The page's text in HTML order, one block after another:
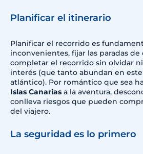
Planificar el itinerario
Planificar el recorrido es
inconvenientes, fijar las paradas de
completar el recorrido sin olvidar
interés (que tanto abundan en
atlántico). Por romántico que sea
Islas Canarias a la aventura,
conlleva riesgos que pueden
del viajero.
La seguridad es lo primero